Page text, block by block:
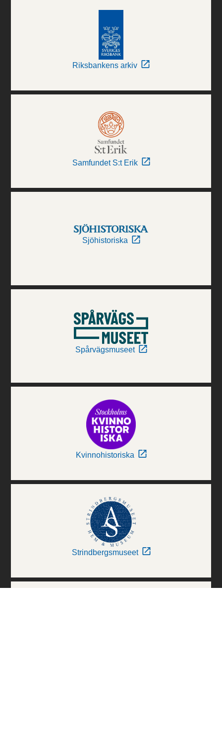
Riksbankens arkiv
Samfundet S:t Erik
Sjöhistoriska
Spårvägsmuseet
Kvinnohistoriska
Strindbergsmuseet